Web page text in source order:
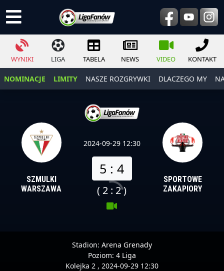
WYNIKI LIGA TABELA NEWS VIDEO KONTAKT
NOMINACJE LIMITY NASZE ROZGRYWKI DLACZEGO MY
SZMULKI
WARSZAWA
2024-09-29 12:30
5 : 4
( 2 : 2 )
SPORTOWE
ZAKAPIORY
Stadion: Arena Grenady
Poziom: 4 Liga
Kolejka 2 , 2024-09-29 12:30